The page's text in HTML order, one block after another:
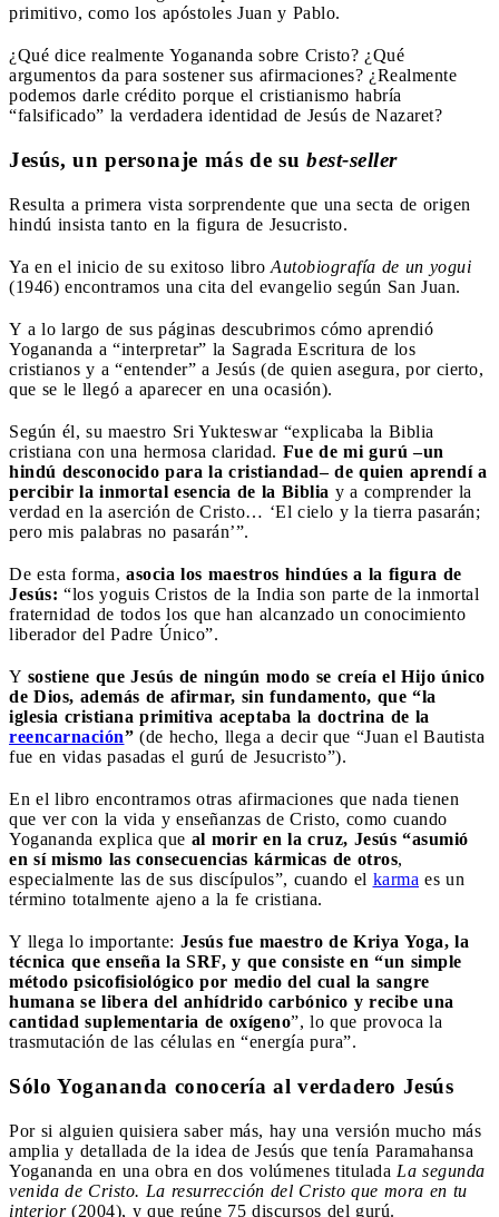
primitivo, como los apóstoles Juan y Pablo.
¿Qué dice realmente Yogananda sobre Cristo? ¿Qué
argumentos da para sostener sus afirmaciones? ¿Realmente
podemos darle crédito porque el cristianismo habría
“falsificado” la verdadera identidad de Jesús de Nazaret?
Jesús, un personaje más de su best-seller
Resulta a primera vista sorprendente que una secta de origen
hindú insista tanto en la figura de Jesucristo.
Ya en el inicio de su exitoso libro Autobiografía de un yogui
(1946) encontramos una cita del evangelio según San Juan.
Y a lo largo de sus páginas descubrimos cómo aprendió
Yogananda a “interpretar” la Sagrada Escritura de los
cristianos y a “entender” a Jesús (de quien asegura, por cierto,
que se le llegó a aparecer en una ocasión).
Según él, su maestro Sri Yukteswar “explicaba la Biblia
cristiana con una hermosa claridad. Fue de mi gurú –un
hindú desconocido para la cristiandad– de quien aprendí a
percibir la inmortal esencia de la Biblia y a comprender la
verdad en la aserción de Cristo… ‘El cielo y la tierra pasarán;
pero mis palabras no pasarán’”.
De esta forma, asocia los maestros hindúes a la figura de
Jesús: “los yoguis Cristos de la India son parte de la inmortal
fraternidad de todos los que han alcanzado un conocimiento
liberador del Padre Único”.
Y sostiene que Jesús de ningún modo se creía el Hijo único
de Dios, además de afirmar, sin fundamento, que “la
iglesia cristiana primitiva aceptaba la doctrina de la
reencarnación” (de hecho, llega a decir que “Juan el Bautista
fue en vidas pasadas el gurú de Jesucristo”).
En el libro encontramos otras afirmaciones que nada tienen
que ver con la vida y enseñanzas de Cristo, como cuando
Yogananda explica que al morir en la cruz, Jesús “asumió
en sí mismo las consecuencias kármicas de otros,
especialmente las de sus discípulos”, cuando el karma es un
término totalmente ajeno a la fe cristiana.
Y llega lo importante: Jesús fue maestro de Kriya Yoga, la
técnica que enseña la SRF, y que consiste en “un simple
método psicofisiológico por medio del cual la sangre
humana se libera del anhídrido carbónico y recibe una
cantidad suplementaria de oxígeno”, lo que provoca la
trasmutación de las células en “energía pura”.
Sólo Yogananda conocería al verdadero Jesús
Por si alguien quisiera saber más, hay una versión mucho más
amplia y detallada de la idea de Jesús que tenía Paramahansa
Yogananda en una obra en dos volúmenes titulada La segunda
venida de Cristo. La resurrección del Cristo que mora en tu
interior(2004), y que reúne 75 discursos del gurú.